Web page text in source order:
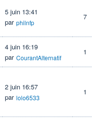
5 juin 13:41
par philnfp
7
4 juin 16:19
par CourantAlternatif
1
2 juin 16:57
par lolo6533
1